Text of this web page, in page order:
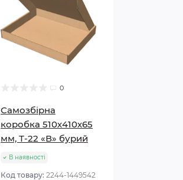
0
Самозбірна
коробка 510х410х65
мм, Т-22 «В» бурий
В наявності
Код товару: 2244-1449542